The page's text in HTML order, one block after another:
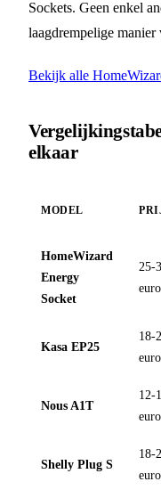
Sockets. Geen enkel
laagdrempelige
Bekijk alle
elkaar
MODEL
HomeWizard
Energy
Socket
25-
euro
Kasa EP25
18-
euro
Nous A1T
12-
euro
Shelly Plug S
18-
euro